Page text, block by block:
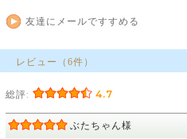
友達にメールですすめる
レビュー（6件）
総評: 4.7
ぶたちゃん様